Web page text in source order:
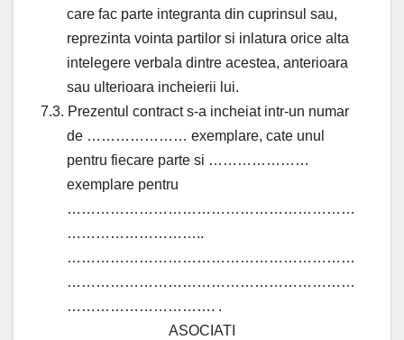
care fac parte integranta din cuprinsul sau,
reprezinta vointa partilor si inlatura orice alta
intelegere verbala dintre acestea, anterioara
sau ulterioara incheierii lui.
7.3. Prezentul contract s-a incheiat intr-un numar
de ………………… exemplare, cate unul
pentru fiecare parte si …………………
exemplare pentru
……………………………………………………
………………………..
……………………………………………………
……………………………………………………
…………………………. .
ASOCIATI